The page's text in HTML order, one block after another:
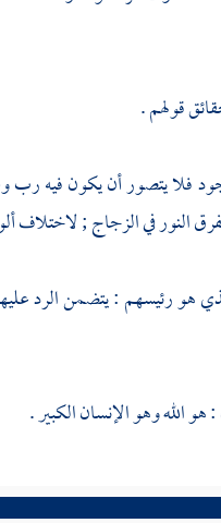
قولهم .
فلا يتصور أن يكون فيه
النور في الزجاج ; لاختلاف
هو رئيسهم : يتضمن الرد
الله وهو الإنسان الكبير .